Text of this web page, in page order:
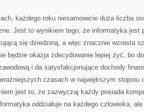
każdego roku niesamowicie duża liczba
Jest to wynikiem tego, że informatyka jest
się dziedziną, a więc znacznie wzrasta
będzie okazja zdecydowanie lepiej żyć, bo
i da satysfakcjonujące dochody
czasach w największym stopniu
jest to, że zazwyczaj każdy posiada
oddziałuje na każdego człowieka,